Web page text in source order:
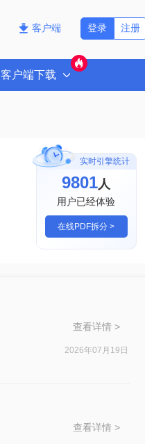
客户端 注册
登录
客户端下载
实时引擎统计
9801人
用户已经体验
在线PDF拆分 >
查看详情 >
2026年07月19日
查看详情 >